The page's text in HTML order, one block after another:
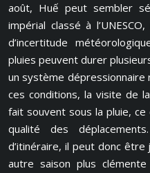
août, Huế peut sembler
impérial classé à
d’incertitude
pluies peuvent durer
un système dépressionnaire
ces conditions, la visite de
fait souvent sous la pluie,
qualité des
d’itinéraire, il peut donc
autre saison plus